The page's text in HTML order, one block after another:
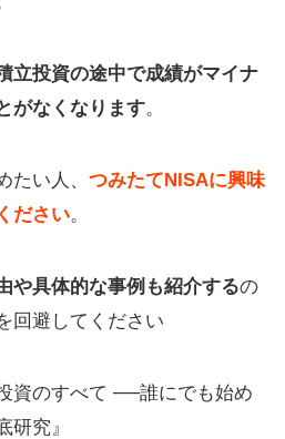
立投資の途中で成績がマイナ
がなくなります。
たい人、 つみたてNISAに興味
ださい。
や具体的な事例も紹介するの
回避してください
資のすべて ──誰にでも始め
研究』